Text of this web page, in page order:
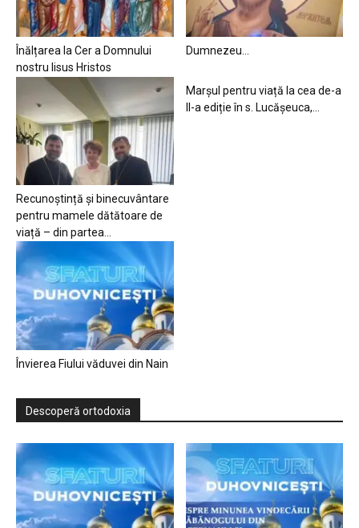
Înălțarea la Cer a Domnului
nostru Iisus Hristos
Dumnezeu…
Recunoștință și binecuvântare
pentru mamele dătătoare de
viață – din partea...
Marșul pentru viață la cea de-a
II-a ediție în s. Lucășeuca,...
Învierea Fiului văduvei din Nain
Descoperă ortodoxia